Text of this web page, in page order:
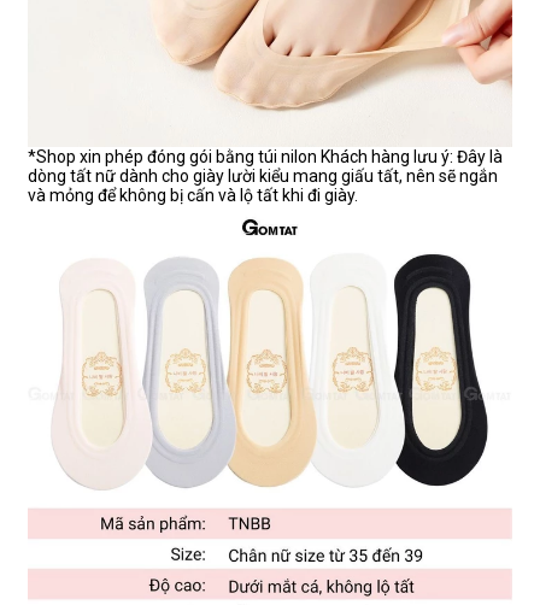
*Shop xin phép đóng gói bằng túi nilon Khách hàng lưu ý: Đây là
dòng tất nữ dành cho giày lười kiểu mang giấu tất, nên sẽ ngắn
và mỏng để không bị cấn và lộ tất khi đi giày.